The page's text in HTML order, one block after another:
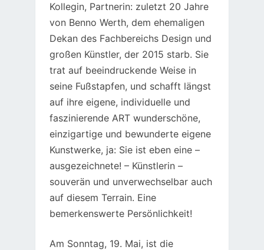
Kollegin, Partnerin: zuletzt 20 Jahre
von Benno Werth, dem ehemaligen
Dekan des Fachbereichs Design und
großen Künstler, der 2015 starb. Sie
trat auf beeindruckende Weise in
seine Fußstapfen, und schafft längst
auf ihre eigene, individuelle und
faszinierende ART wunderschöne,
einzigartige und bewunderte eigene
Kunstwerke, ja: Sie ist eben eine –
ausgezeichnete! – Künstlerin –
souverän und unverwechselbar auch
auf diesem Terrain. Eine
bemerkenswerte Persönlichkeit!
Am Sonntag, 19. Mai, ist die